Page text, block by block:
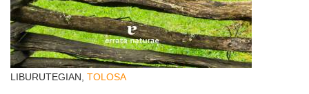
LIBURUTEGIAN, TOLOSA